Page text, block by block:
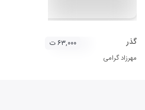
گذر
مهرزاد گرامی
۶۳,۰۰۰ ت